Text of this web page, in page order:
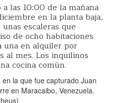
las 10:00 de la mañana
en la planta baja,
escaleras que
de ocho habitaciones
una en alquiler por
al mes. Los inquilinos
cocina común.